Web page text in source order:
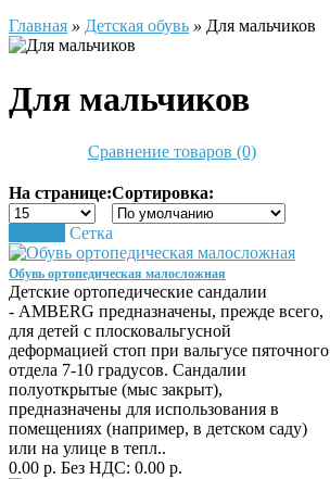
Главная » Детская обувь » Для мальчиков
Для мальчиков
Сравнение товаров (0)
На странице:Сортировка:
Сетка
Обувь ортопедическая малосложная
Детские ортопедические сандалии
- AMBERG предназначены, прежде всего,
для детей с плосковальгусной
деформацией стоп при вальгусе пяточного
отдела 7-10 градусов. Сандалии
полуоткрытые (мыс закрыт),
предназначены для использования в
помещениях (например, в детском саду)
или на улице в тепл..
0.00 р. Без НДС: 0.00 р.